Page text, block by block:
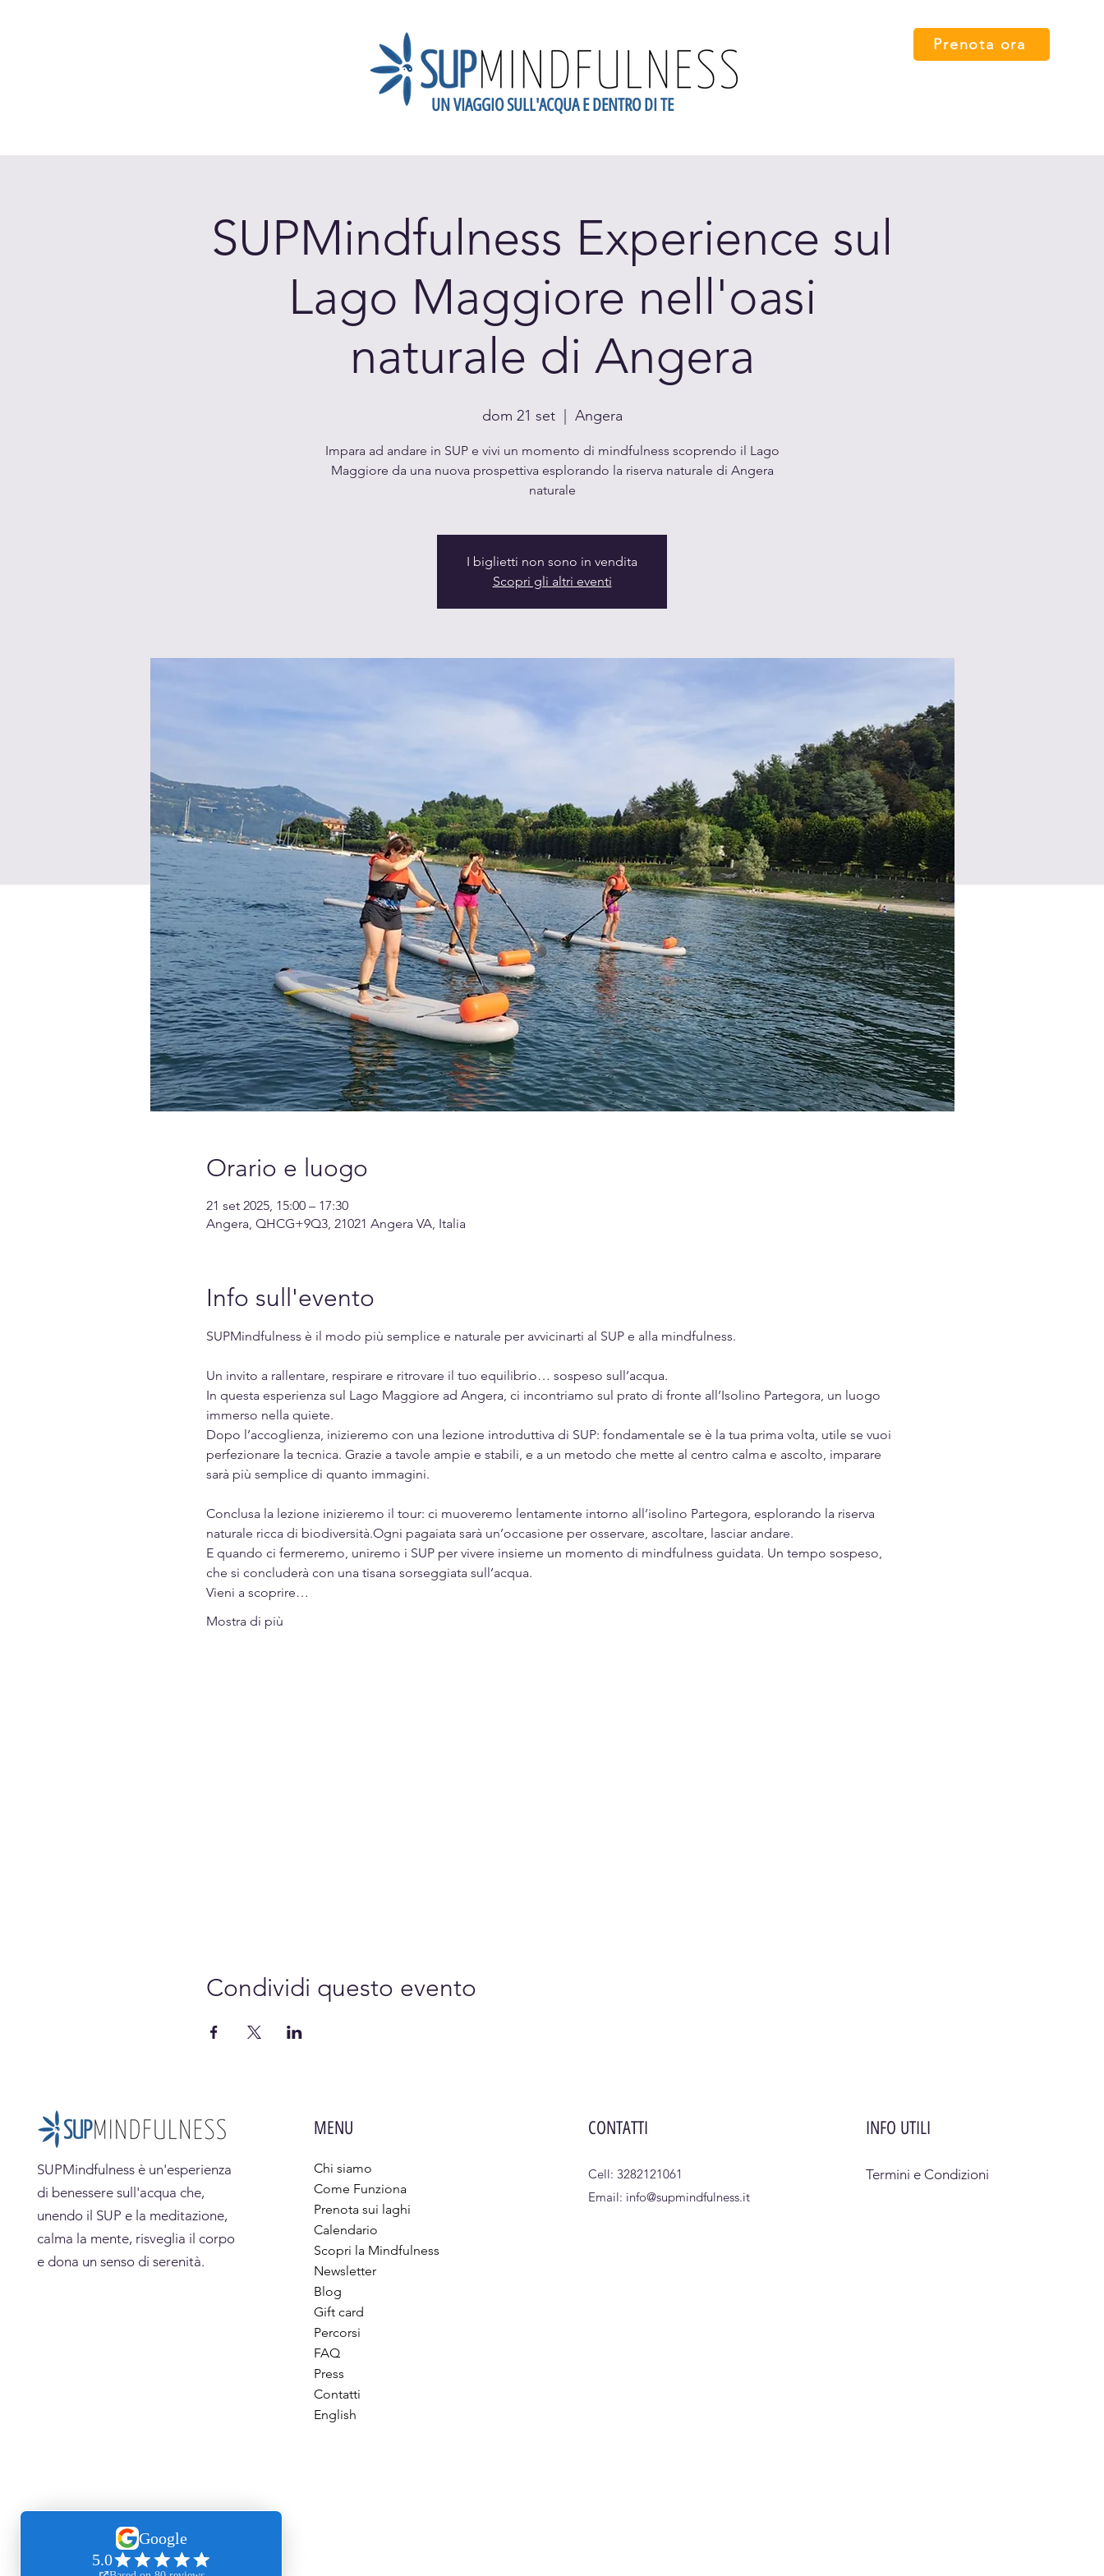
UN VIAGGIO SULL'ACQUA E DENTRO DI TE
Prenota ora
SUPMindfulness Experience sul
Lago Maggiore nell'oasi
naturale di Angera
dom 21 set
  |
Angera
Impara ad andare in SUP e vivi un momento di mindfulness scoprendo il Lago
Maggiore da una nuova prospettiva esplorando la riserva naturale di Angera
naturale
I biglietti non sono in vendita
Scopri gli altri eventi
Orario e luogo
21 set 2025, 15:00 – 17:30
Angera, QHCG+9Q3, 21021 Angera VA, Italia
Info sull'evento
SUPMindfulness è il modo più semplice e naturale per avvicinarti al SUP e alla mindfulness.
Un invito a rallentare, respirare e ritrovare il tuo equilibrio… sospeso sull’acqua.
In questa esperienza sul Lago Maggiore ad Angera, ci incontriamo sul prato di fronte all’Isolino Partegora, un luogo
immerso nella quiete.
Dopo l’accoglienza, inizieremo con una lezione introduttiva di SUP: fondamentale se è la tua prima volta, utile se vuoi
perfezionare la tecnica. Grazie a tavole ampie e stabili, e a un metodo che mette al centro calma e ascolto, imparare
sarà più semplice di quanto immagini.
Conclusa la lezione inizieremo il tour: ci muoveremo lentamente intorno all’isolino Partegora, esplorando la riserva
naturale ricca di biodiversità.Ogni pagaiata sarà un’occasione per osservare, ascoltare, lasciar andare.
E quando ci fermeremo, uniremo i SUP per vivere insieme un momento di mindfulness guidata. Un tempo sospeso,
che si concluderà con una tisana sorseggiata sull’acqua.
Vieni a scoprire…
Mostra di più
Condividi questo evento
SUPMindfulness è un'esperienza
di benessere sull'acqua che,
unendo il SUP e la meditazione,
calma la mente, risveglia il corpo
e dona un senso di serenità.
MENU
Chi siamo
Come Funziona
Prenota sui laghi
Calendario
Scopri la Mindfulness
Newsletter
Blog
Gift card
Percorsi
FAQ
Press
Contatti
English
CONTATTI
Cell: 3282121061
Email: info@supmindfulness.it
INFO UTILI
Termini e Condizioni